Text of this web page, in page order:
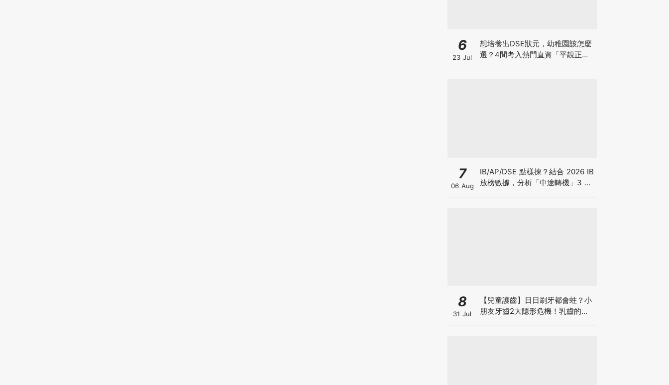
6
23 Jul
想培養出DSE狀元，幼稚園該怎麼
選？4間考入熱門直資「平靚正」
7
06 Aug
IB/AP/DSE 點樣揀？結合 2026 IB
放榜數據，分析「中途轉機」3 大
8
31 Jul
【兒童護齒】日日刷牙都會蛀？小
朋友牙齒2大隱形危機！乳齒的琺